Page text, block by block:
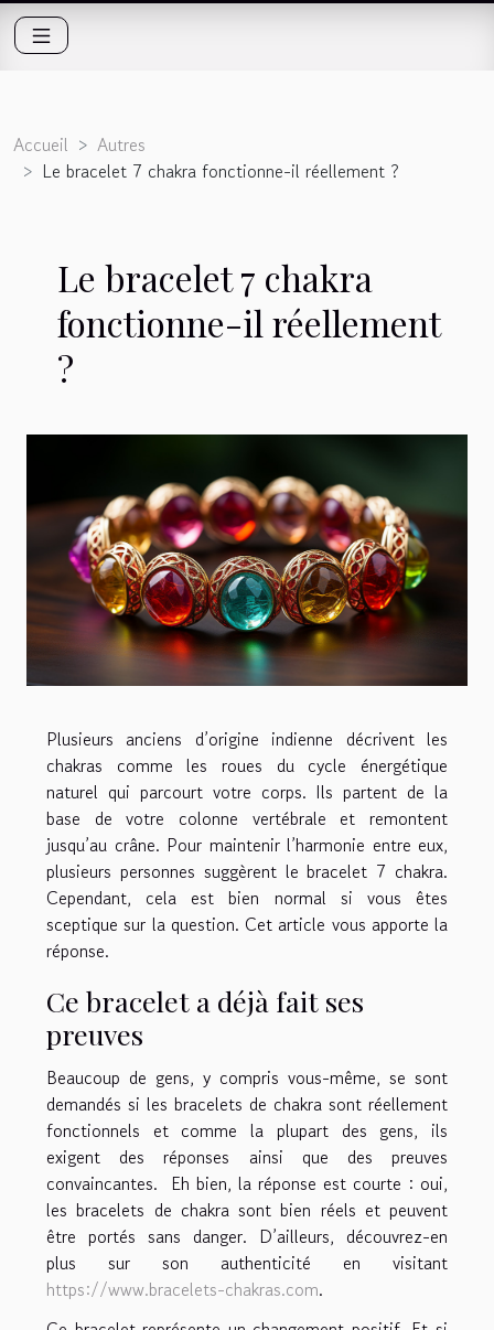
Accueil
Autres
Le bracelet 7 chakra fonctionne-il réellement ?
Le bracelet 7 chakra
fonctionne-il réellement
?
Plusieurs anciens d’origine indienne décrivent les
chakras comme les roues du cycle énergétique
naturel qui parcourt votre corps. Ils partent de la
base de votre colonne vertébrale et remontent
jusqu’au crâne. Pour maintenir l’harmonie entre eux,
plusieurs personnes suggèrent le bracelet 7 chakra.
Cependant, cela est bien normal si vous êtes
sceptique sur la question. Cet article vous apporte la
réponse.
Ce bracelet a déjà fait ses
preuves
Beaucoup de gens, y compris vous-même, se sont
demandés si les bracelets de chakra sont réellement
fonctionnels et comme la plupart des gens, ils
exigent des réponses ainsi que des preuves
convaincantes. Eh bien, la réponse est courte : oui,
les bracelets de chakra sont bien réels et peuvent
être portés sans danger. D’ailleurs, découvrez-en
plus sur son authenticité en visitant
https://www.bracelets-chakras.com.